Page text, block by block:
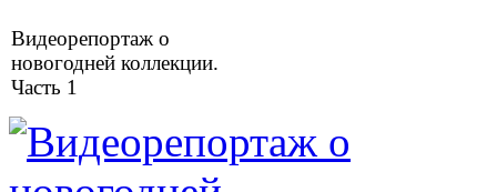
Видеорепортаж о
новогодней коллекции.
Часть 1